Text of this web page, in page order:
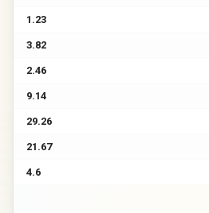
1.23
3.82
2.46
9.14
29.26
21.67
4.6